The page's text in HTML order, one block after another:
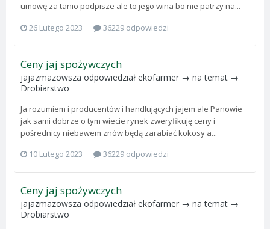
umowę za tanio podpisze ale to jego wina bo nie patrzy na...
26 Lutego 2023
36229 odpowiedzi
Ceny jaj spożywczych
jajazmazowsza odpowiedział ekofarmer → na temat →
Drobiarstwo
Ja rozumiem i producentów i handlujących jajem ale Panowie
jak sami dobrze o tym wiecie rynek zweryfikuję ceny i
pośrednicy niebawem znów będą zarabiać kokosy a...
10 Lutego 2023
36229 odpowiedzi
Ceny jaj spożywczych
jajazmazowsza odpowiedział ekofarmer → na temat →
Drobiarstwo